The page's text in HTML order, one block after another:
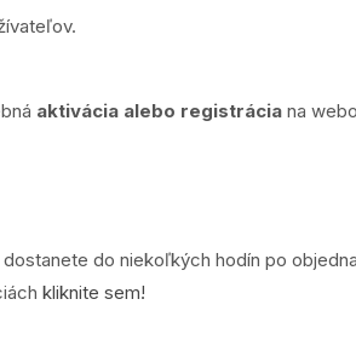
aktivácia alebo registrácia na
do niekoľkých hodín po
kliknite sem!